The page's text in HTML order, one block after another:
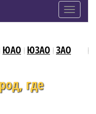
Toggle
ЮАО ЮЗАО ЗАО
где